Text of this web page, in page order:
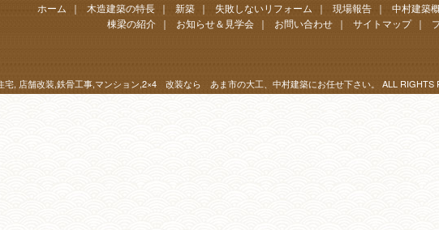
ホーム ｜ 木造建築の特長 ｜ 新築 ｜ 失敗しないリフォーム ｜ 現場報告 ｜ 中村建築
棟梁の紹介 ｜ お知らせ＆見学会 ｜ お問い合わせ ｜ サイトマップ ｜
宅, 店舗改装,鉄骨工事,マンション,2×4 改装なら あま市の大工、中村建築にお任せ下さい。 ALL RIGHTS